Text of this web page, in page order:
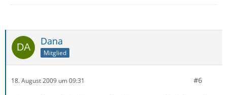
Dana
Mitglied
18. August 2009 um 09:31 #6